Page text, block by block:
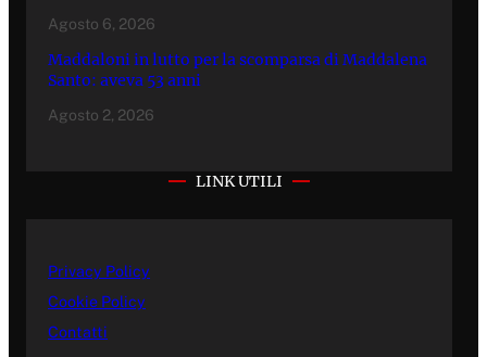
Agosto 6, 2026
Maddaloni in lutto per la scomparsa di Maddalena
Santo: aveva 53 anni
Agosto 2, 2026
LINK UTILI
Privacy Policy
Cookie Policy
Contatti